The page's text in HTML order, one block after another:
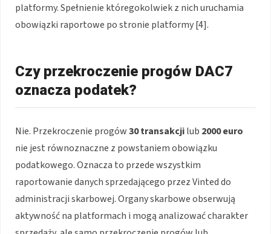
platformy. Spełnienie któregokolwiek z nich uruchamia
obowiązki raportowe po stronie platformy [4].
Czy przekroczenie progów DAC7
oznacza podatek?
Nie. Przekroczenie progów30 transakcjilub 2000 euro
nie jest równoznaczne z powstaniem obowiązku
podatkowego. Oznacza to przede wszystkim
raportowanie danych sprzedającego przez Vinted do
administracji skarbowej. Organy skarbowe obserwują
aktywność na platformach i mogą analizować charakter